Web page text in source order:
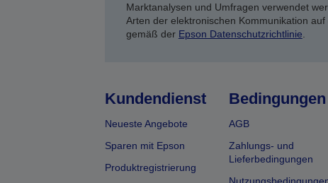
Marktanalysen und Umfragen verwendet
Arten der elektronischen Kommunikation
gemäß der Epson Datenschutzrichtlinie
Kundendienst
Neueste Angebote
Sparen mit Epson
Produktregistrierung
Bedingungen
AGB
Zahlungs- und
Lieferbedingungen